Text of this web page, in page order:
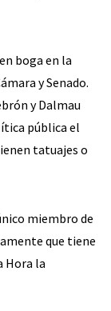
boga en la
y Senado.
y Dalmau
pública el
tatuajes o
miembro de
que tiene
Hora la